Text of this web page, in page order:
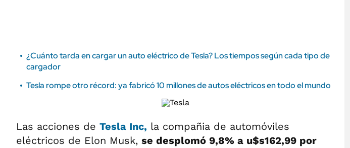
¿Cuánto tarda en cargar un auto eléctrico de Tesla? Los tiempos según cada tipo de
cargador
Tesla rompe otro récord: ya fabricó 10 millones de autos eléctricos en todo el mundo
Las acciones de Tesla Inc, la compañia de automóviles
eléctricos de Elon Musk, se desplomó 9,8% a u$s162,99 por